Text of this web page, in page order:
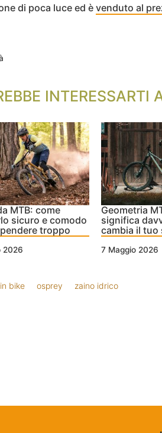
di poca luce ed è venduto al
INTERESSARTI
MTB: come
sicuro e comodo
troppo
2026
Geometria
significa
cambia il tuo
7 Maggio 2026
bike osprey zaino idrico